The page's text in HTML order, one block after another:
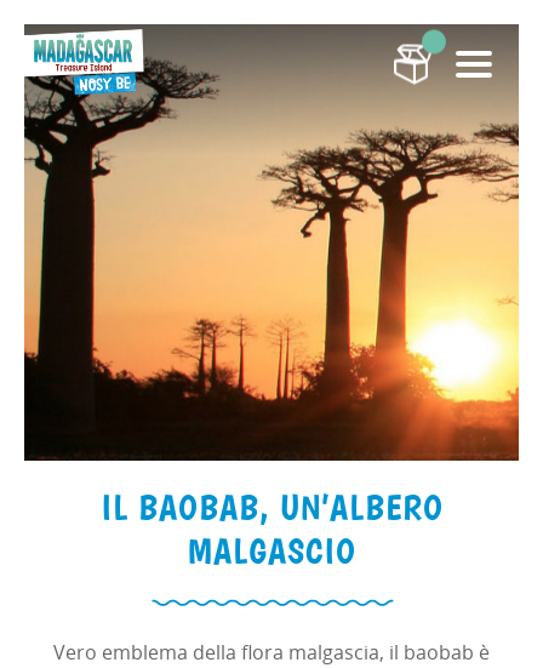
IL BAOBAB, UN’ALBERO
MALGASCIO
Vero emblema della flora malgascia, il baobab è